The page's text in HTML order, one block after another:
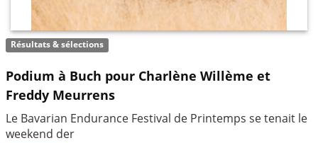
Résultats & sélections
Podium à Buch pour Charlène Willème et
Freddy Meurrens
Le Bavarian Endurance Festival de Printemps se tenait le
weekend der